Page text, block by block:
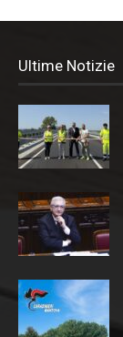
Ultime Notizie